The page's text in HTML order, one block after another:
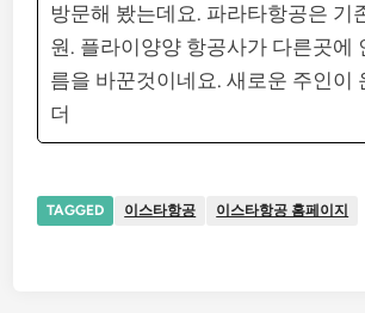
방문해 봤는데요. 파라타항공은 기
원. 플라이양양 항공사가 다른곳에
름을 바꾼것이네요. 새로운 주인이
더
TAGGED 이스타항공 이스타항공 홈페이지